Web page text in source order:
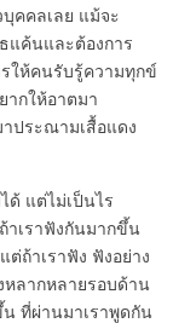
คคลเลย แม้จะ
แค้นและต้องการ
ให้คนรับรู้ความทุกข์
ากให้อาตมา
ประณามเสื้อแดง
ด้ แต่ไม่เป็นไร
าเราฟังกันมากขึ้น
ถ้าเราฟัง ฟังอย่าง
หลากหลายรอบด้าน
น ที่ผ่านมาเราพูดกัน